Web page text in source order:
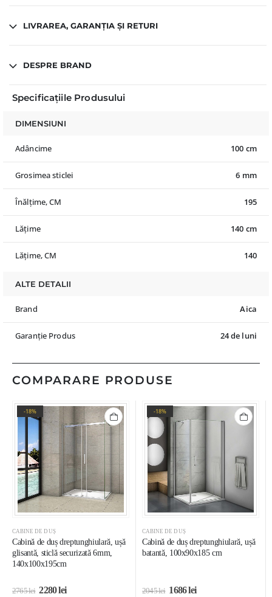
LIVRAREA, GARANȚIA ȘI RETURI
DESPRE BRAND
Specificațiile Produsului
DIMENSIUNI
Adâncime 100 cm
Grosimea sticlei 6 mm
Înălțime, CM 195
Lățime 140 cm
Lățime, CM 140
ALTE DETALII
Brand Aica
Garanție Produs 24 de luni
COMPARARE PRODUSE
-18%
CABINE DE DUȘ
Cabină de duș dreptunghiulară, ușă
glisantă, sticlă securizată 6mm,
140x100x195cm
2765lei 2280lei
-18%
CABINE DE DUȘ
Cabină de duș dreptunghiulară, ușă
batantă, 100x90x185 cm
2045lei 1686lei